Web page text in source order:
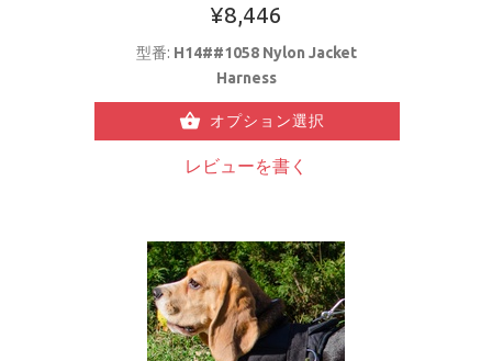
¥8,446
型番: H14##1058 Nylon Jacket
Harness
オプション選択
レビューを書く